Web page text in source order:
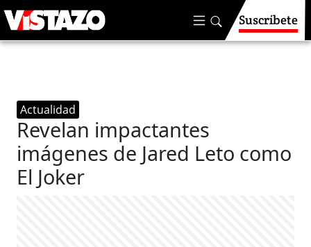
Suscríbete
Actualidad
Revelan impactantes
imágenes de Jared Leto como
El Joker